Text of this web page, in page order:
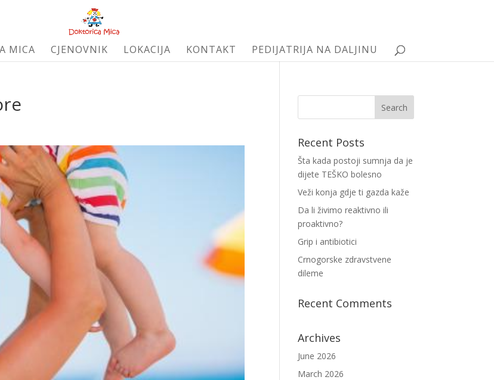
MICA CJENOVNIK LOKACIJA KONTAKT PEDIJATRIJA NA DALJINU
Recent Posts
Šta kada postoji sumnja da je
dijete TEŠKO bolesno
Veži konja gdje ti gazda kaže
Da li živimo reaktivno ili
proaktivno?
Grip i antibiotici
Crnogorske zdravstvene
dileme
Recent Comments
Archives
June 2026
March 2026